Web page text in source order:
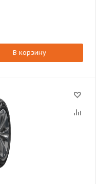
В корзину